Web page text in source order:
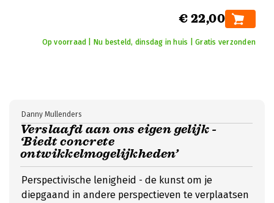
€ 22,00
Op voorraad | Nu besteld, dinsdag in huis | Gratis verzonden
Verslaafd aan ons eigen gelijk -
‘Biedt concrete
ontwikkelmogelijkheden’
Danny Mullenders
Perspectivische lenigheid - de kunst om je
diepgaand in andere perspectieven te verplaatsen